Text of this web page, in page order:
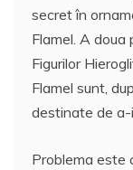
secret în
Flamel. A
Figurilor
Flamel sunt,
destinate de a-
Problema este